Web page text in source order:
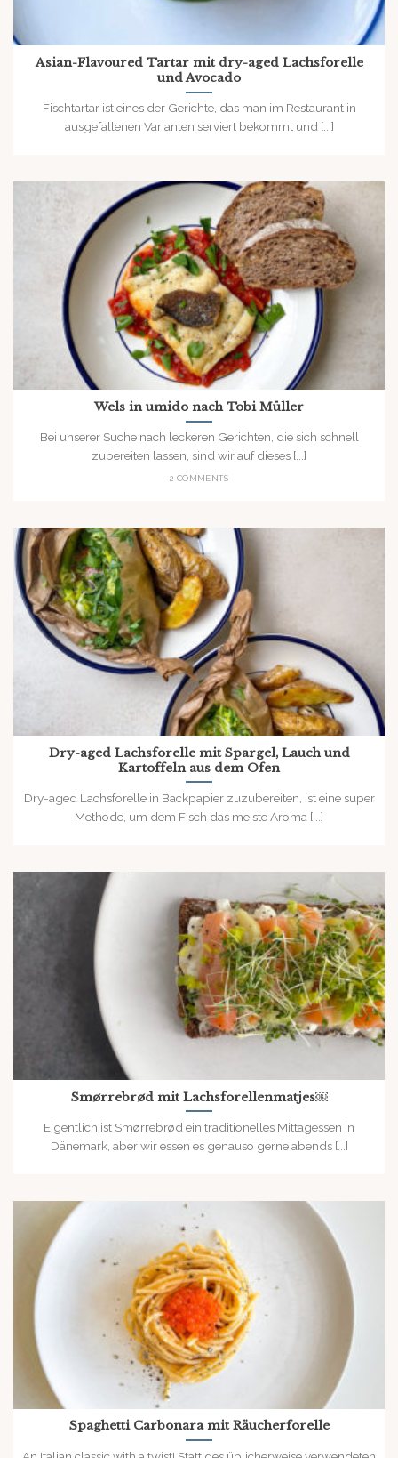
Asian-Flavoured Tartar mit dry-aged Lachsforelle
und Avocado
Fischtartar ist eines der Gerichte, das man im Restaurant in
ausgefallenen Varianten serviert bekommt und [...]
Wels in umido nach Tobi Müller
Bei unserer Suche nach leckeren Gerichten, die sich schnell
zubereiten lassen, sind wir auf dieses [...]
2 COMMENTS
Dry-aged Lachsforelle mit Spargel, Lauch und
Kartoffeln aus dem Ofen
Dry-aged Lachsforelle in Backpapier zuzubereiten, ist eine super
Methode, um dem Fisch das meiste Aroma [...]
Smørrebrød mit Lachsforellenmatjes￼
Eigentlich ist Smørrebrød ein traditionelles Mittagessen in
Dänemark, aber wir essen es genauso gerne abends [...]
Spaghetti Carbonara mit Räucherforelle